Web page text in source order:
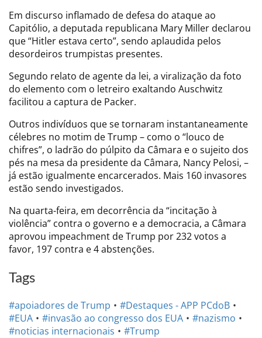
Em discurso inflamado de defesa do ataque ao
Capitólio, a deputada republicana Mary Miller declarou
que “Hitler estava certo”, sendo aplaudida pelos
desordeiros trumpistas presentes.
Segundo relato de agente da lei, a viralização da foto
do elemento com o letreiro exaltando Auschwitz
facilitou a captura de Packer.
Outros indivíduos que se tornaram instantaneamente
célebres no motim de Trump – como o “louco de
chifres”, o ladrão do púlpito da Câmara e o sujeito dos
pés na mesa da presidente da Câmara, Nancy Pelosi, –
já estão igualmente encarcerados. Mais 160 invasores
estão sendo investigados.
Na quarta-feira, em decorrência da “incitação à
violência” contra o governo e a democracia, a Câmara
aprovou impeachment de Trump por 232 votos a
favor, 197 contra e 4 abstenções.
Tags
#apoiadores de Trump
#Destaques - APP PCdoB
#EUA
#invasão ao congresso dos EUA
#nazismo
#noticias internacionais
#Trump